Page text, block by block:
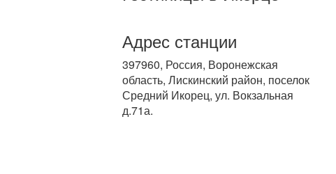
Адрес станции
397960, Россия, Воронежская
область, Лискинский район, поселок
Средний Икорец, ул. Вокзальная
д.71а.